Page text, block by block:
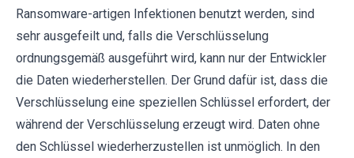
Ransomware-artigen Infektionen benutzt werden, sind
sehr ausgefeilt und, falls die Verschlüsselung
ordnungsgemäß ausgeführt wird, kann nur der Entwickler
die Daten wiederherstellen. Der Grund dafür ist, dass die
Verschlüsselung eine speziellen Schlüssel erfordert, der
während der Verschlüsselung erzeugt wird. Daten ohne
den Schlüssel wiederherzustellen ist unmöglich. In den